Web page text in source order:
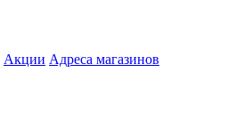
Акции Адреса магазинов